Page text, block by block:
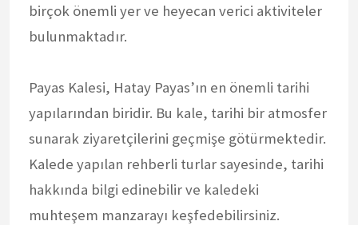
birçok önemli yer ve heyecan verici aktiviteler
bulunmaktadır.
Payas Kalesi, Hatay Payas’ın en önemli tarihi
yapılarından biridir. Bu kale, tarihi bir atmosfer
sunarak ziyaretçilerini geçmişe götürmektedir.
Kalede yapılan rehberli turlar sayesinde, tarihi
hakkında bilgi edinebilir ve kaledeki
muhteşem manzarayı keşfedebilirsiniz.